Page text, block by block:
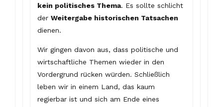
kein politisches Thema. Es sollte schlicht
der Weitergabe historischen Tatsachen
dienen.
Wir gingen davon aus, dass politische und
wirtschaftliche Themen wieder in den
Vordergrund rücken würden. Schließlich
leben wir in einem Land, das kaum
regierbar ist und sich am Ende eines